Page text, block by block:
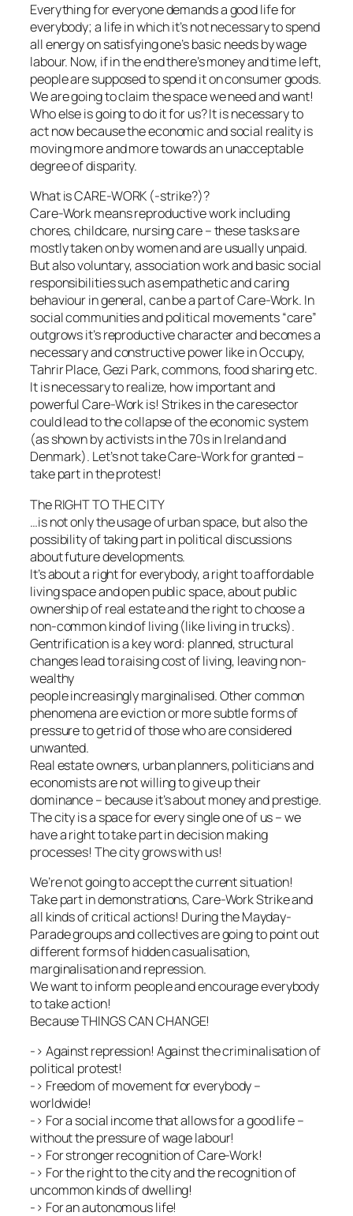
Everything for everyone demands a good life for
everybody; a life in which it’s not necessary to spend
all energy on satisfying one’s basic needs by wage
labour. Now, if in the end there’s money and time left,
people are supposed to spend it on consumer goods.
We are going to claim the space we need and want!
Who else is going to do it for us? It is necessary to
act now because the economic and social reality is
moving more and more towards an unacceptable
degree of disparity.
What is CARE-WORK (-strike?)?
Care-Work means reproductive work including
chores, childcare, nursing care – these tasks are
mostly taken on by women and are usually unpaid.
But also voluntary, association work and basic social
responsibilities such as empathetic and caring
behaviour in general, can be a part of Care-Work. In
social communities and political movements “care”
outgrows it’s reproductive character and becomes a
necessary and constructive power like in Occupy,
Tahrir Place, Gezi Park, commons, food sharing etc.
It is necessary to realize, how important and
powerful Care-Work is! Strikes in the caresector
could lead to the collapse of the economic system
(as shown by activists in the 70s in Ireland and
Denmark). Let’s not take Care-Work for granted –
take part in the protest!
The RIGHT TO THE CITY
…is not only the usage of urban space, but also the
possibility of taking part in political discussions
about future developments.
It’s about a right for everybody, a right to affordable
living space and open public space, about public
ownership of real estate and the right to choose a
non-common kind of living (like living in trucks).
Gentrification is a key word: planned, structural
changes lead to raising cost of living, leaving non-
wealthy
people increasingly marginalised. Other common
phenomena are eviction or more subtle forms of
pressure to get rid of those who are considered
unwanted.
Real estate owners, urban planners, politicians and
economists are not willing to give up their
dominance – because it’s about money and prestige.
The city is a space for every single one of us – we
have a right to take part in decision making
processes! The city grows with us!
We’re not going to accept the current situation!
Take part in demonstrations, Care-Work Strike and
all kinds of critical actions! During the Mayday-
Parade groups and collectives are going to point out
different forms of hidden casualisation,
marginalisation and repression.
We want to inform people and encourage everybody
to take action!
Because THINGS CAN CHANGE!
-> Against repression! Against the criminalisation of
political protest!
-> Freedom of movement for everybody –
worldwide!
-> For a social income that allows for a good life –
without the pressure of wage labour!
-> For stronger recognition of Care-Work!
-> For the right to the city and the recognition of
uncommon kinds of dwelling!
-> For an autonomous life!